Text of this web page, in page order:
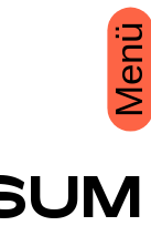
Menü